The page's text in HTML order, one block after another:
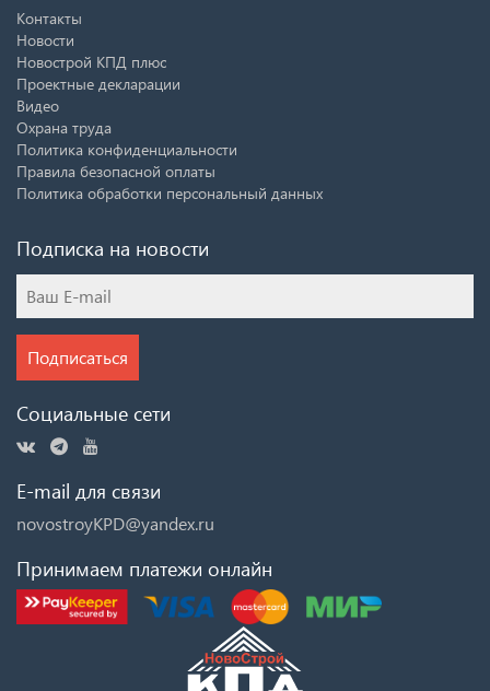
Контакты
Новости
Новострой КПД плюс
Проектные декларации
Видео
Охрана труда
Политика конфиденциальности
Правила безопасной оплаты
Политика обработки персональный данных
Подписка на новости
Подписаться
Социальные сети
E-mail для связи
novostroyKPD@yandex.ru
Принимаем платежи онлайн